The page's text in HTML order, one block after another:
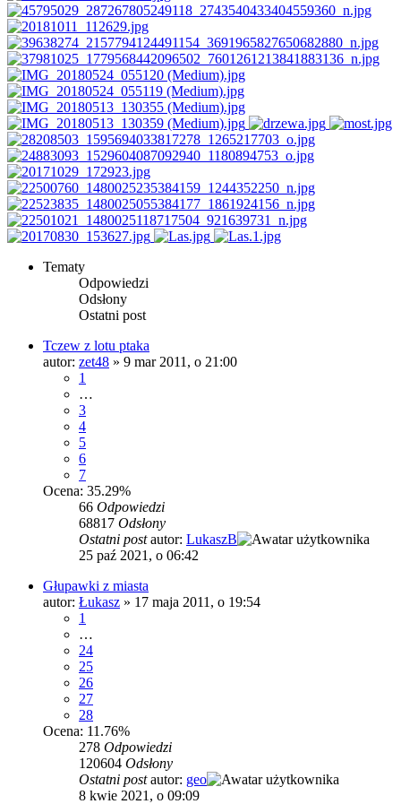
Tematy
Odpowiedzi
Odsłony
Ostatni post
Tczew z lotu ptaka
autor: zet48 » 9 mar 2011, o 21:00
1
…
3
4
5
6
7
Ocena: 35.29%
66 Odpowiedzi
68817 Odsłony
Ostatni postautor: LukaszB
25 paź 2021, o 06:42
Głupawki z miasta
autor: Łukasz » 17 maja 2011, o 19:54
1
…
24
25
26
27
28
Ocena: 11.76%
278 Odpowiedzi
120604 Odsłony
Ostatni postautor: geo
8 kwie 2021, o 09:09